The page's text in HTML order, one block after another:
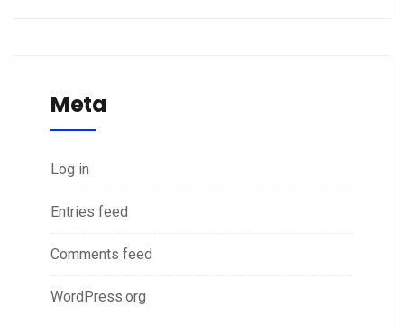
Meta
Log in
Entries feed
Comments feed
WordPress.org